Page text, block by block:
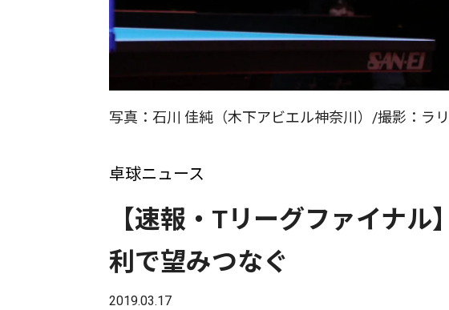
写真：石川 佳純（木下アビエル神奈川）/撮影：ラ
卓球ニュース
【速報・Tリーグファイナ
利で望みつなぐ
2019.03.17